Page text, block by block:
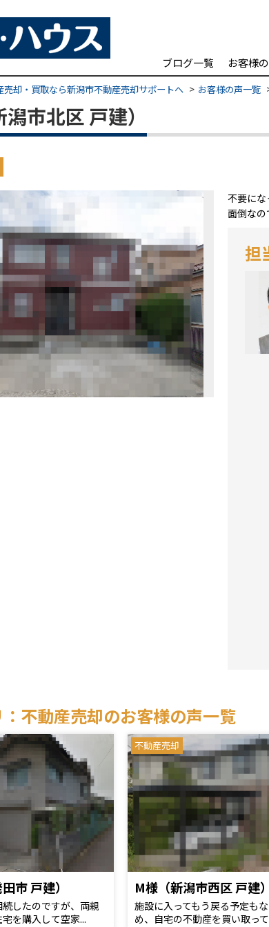
ブログ一覧 お客様
売却・買取なら新潟市不動産売却サポートへ お客様の声一覧
市北区 戸建）
不要に
面倒なの
担
不動産売却のお客様の声一覧
市 戸建）
したのですが、両親
を購入して空家...
不動産売却
M様（新潟市西区 戸建）
施設に入ってもう戻る予定も
め、自宅の不動産を買い取って